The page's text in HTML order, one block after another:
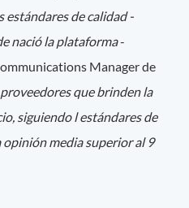
estándares de calidad -
nació la plataforma-
Manager de
proveedores que brinden la
siguiendo l estándares de
opinión media superior al 9